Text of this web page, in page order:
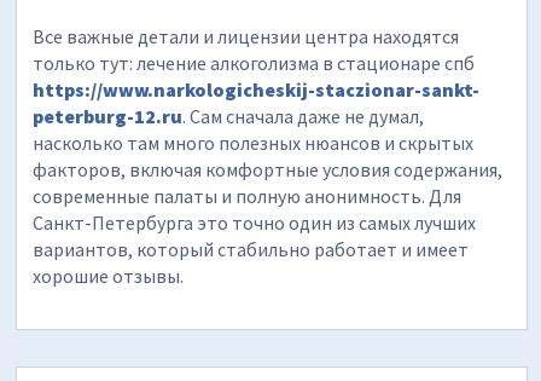
Все важные детали и лицензии центра находятся
только тут: лечение алкоголизма в стационаре спб
https://www.narkologicheskij-staczionar-sankt-
peterburg-12.ru. Сам сначала даже не думал,
насколько там много полезных нюансов и скрытых
факторов, включая комфортные условия содержания,
современные палаты и полную анонимность. Для
Санкт-Петербурга это точно один из самых лучших
вариантов, который стабильно работает и имеет
хорошие отзывы.